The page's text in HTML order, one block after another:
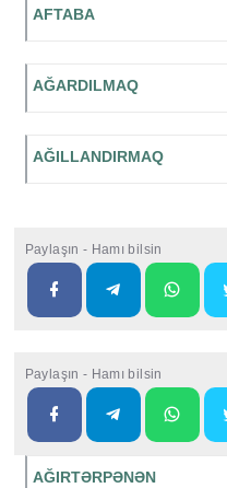
AFTABA
AĞARDILMAQ
AĞILLANDIRMAQ
Paylaşın - Hamı bilsin
Paylaşın - Hamı bilsin
AĞIRTƏRPƏNƏN